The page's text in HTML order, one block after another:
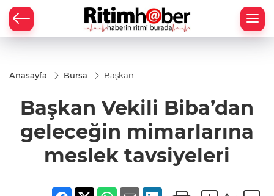
Anasayfa Bursa
Başkan
geleceğin
mimarlarına
meslek
tavsiyeleri
Başkan Vekili Biba’dan
geleceğin mimarlarına
meslek tavsiyeleri